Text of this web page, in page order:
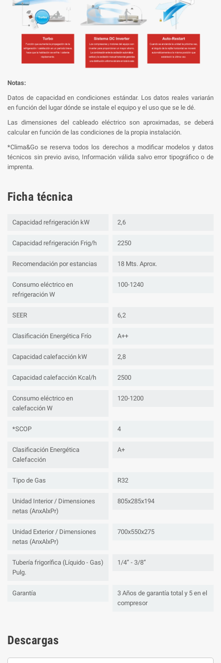
Notas:
Datos de capacidad en condiciones estándar. Los datos reales variarán
en función del lugar dónde se instale el equipo y el uso que se le dé.
Las dimensiones del cableado eléctrico son aproximadas, se deberá
calcular en función de las condiciones de la propia instalación.
*Clima&Go se reserva todos los derechos a modificar modelos y datos
técnicos sin previo aviso, Información válida salvo error tipográfico o de
imprenta.
Ficha técnica
Capacidad refrigeración kW 2,6
Capacidad refrigeración Frig/h 2250
Recomendación por estancias 18 Mts. Aprox.
Consumo eléctrico en
refrigeración W
100-1240
SEER 6,2
Clasificación Energética Frío A++
Capacidad calefacción kW 2,8
Capacidad calefacción Kcal/h 2500
Consumo eléctrico en
calefacción W
120-1200
*SCOP 4
Clasificación Energética
Calefacción
A+
Tipo de Gas R32
Unidad Interior / Dimensiones
netas (AnxAlxPr)
805x285x194
Unidad Exterior / Dimensiones
netas (AnxAlxPr)
700x550x275
Tubería frigorífica (Líquido - Gas)
Pulg.
1/4” - 3/8”
Garantía
3 Años de garantía total y 5 en el
compresor
Descargas